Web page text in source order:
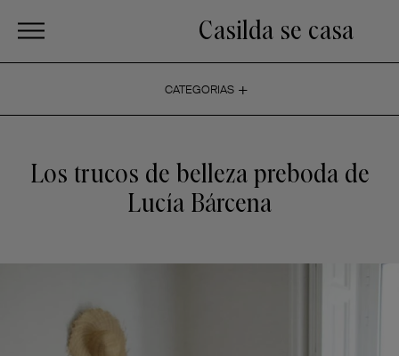
Casilda se casa
CATEGORIAS +
Los trucos de belleza preboda de
Lucía Bárcena